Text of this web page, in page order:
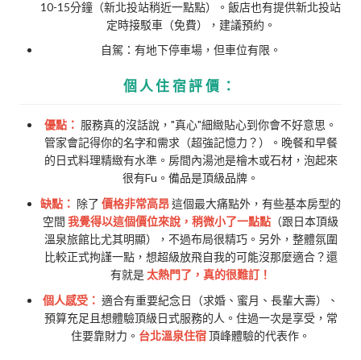
10-15分鐘（新北投站稍近一點點）。飯店也有提供新北投站
定時接駁車（免費），建議預約。
自駕：有地下停車場，但車位有限。
個人住宿評價：
優點： 服務真的沒話說，"真心"細緻貼心到你會不好意思。
管家會記得你的名字和需求（超強記憶力？）。晚餐和早餐
的日式料理精緻有水準。房間內湯池是檜木或石材，泡起來
很有Fu。備品是頂級品牌。
缺點： 除了價格非常高昂這個最大痛點外，有些基本房型的
空間我覺得以這個價位來說，稍微小了一點點 （跟日本頂級
溫泉旅館比尤其明顯），不過布局很精巧。另外，整體氛圍
比較正式拘謹一點，想超級放飛自我的可能沒那麼適合？還
有就是太熱門了，真的很難訂！
個人感受： 適合有重要紀念日（求婚、蜜月、長輩大壽）、
預算充足且想體驗頂級日式服務的人。住過一次是享受，常
住要靠財力。 台北溫泉住宿頂峰體驗的代表作。